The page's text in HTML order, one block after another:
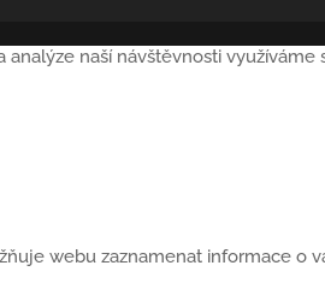
naší návštěvnosti využíváme
webu zaznamenat informace o